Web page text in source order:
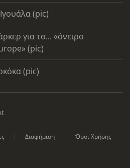
(pic)
για το... «όνειρο
(pic)
(pic)
Διαφήμιση
Όροι Χρήσης